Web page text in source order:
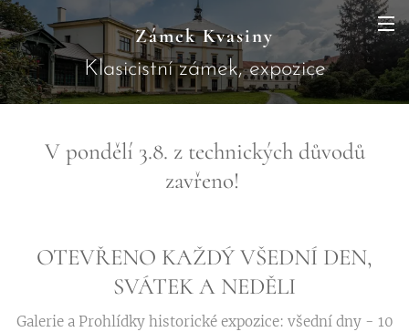
Zámek Kvasiny
Klasicistní zámek, expozice
JAWA a botanický ráj skrytý pod
horami
V pondělí 3.8. z technických důvodů
zavřeno!
OTEVŘENO KAŽDÝ VŠEDNÍ DEN,
SVÁTEK A NEDĚLI
Galerie a Prohlídky historické expozice: všední dny - 10